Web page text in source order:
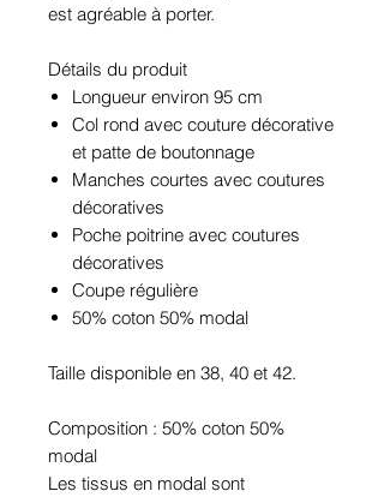
est agréable à porter.
Détails du produit
Longueur environ 95 cm
Col rond avec couture décorative
et patte de boutonnage
Manches courtes avec coutures
décoratives
Poche poitrine avec coutures
décoratives
Coupe régulière
50% coton 50% modal
Taille disponible en 38, 40 et 42.
Composition : 50% coton 50%
modal
Les tissus en modal sont